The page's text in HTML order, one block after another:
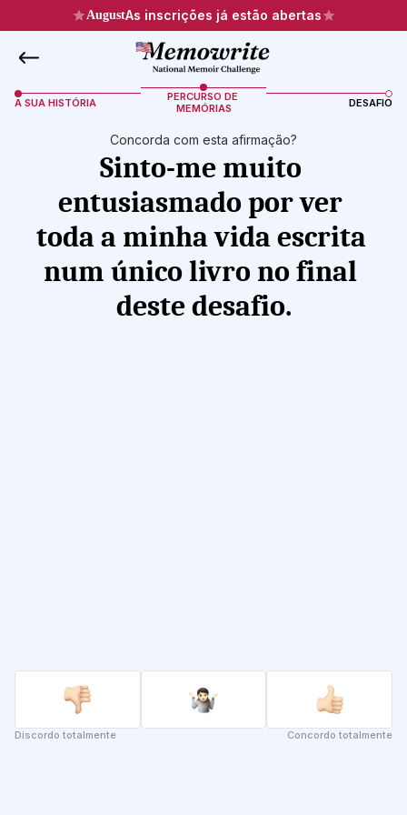
AugustAs inscrições já estão abertas
A SUA HISTÓRIA
PERCURSO DE
MEMÓRIAS
DESAFIO
Concorda com esta afirmação?
Sinto-me muito
entusiasmado por ver
toda a minha vida escrita
num único livro no final
deste desafio.
decisões.
Discordo totalmente Concordo totalmente